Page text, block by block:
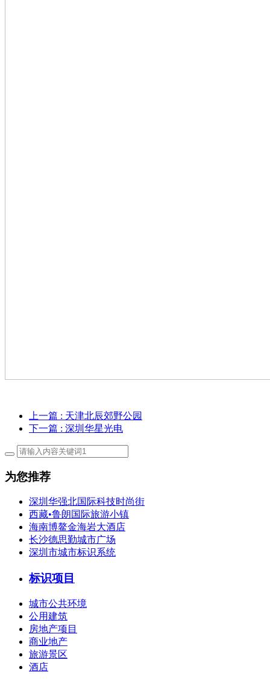
上一篇 : 天津北辰郊野公园
下一篇 : 深圳华星光电
为您推荐
深圳华强北国际科技时尚街
西藏•鲁朗国际旅游小镇
海南博鳌金海岩大酒店
长沙德思勤城市广场
深圳市城市标识系统
标识项目
城市公共环境
公用建筑
房地产项目
商业地产
旅游景区
酒店